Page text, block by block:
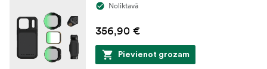
Noliktavā
356,90 €
Pievienot grozam